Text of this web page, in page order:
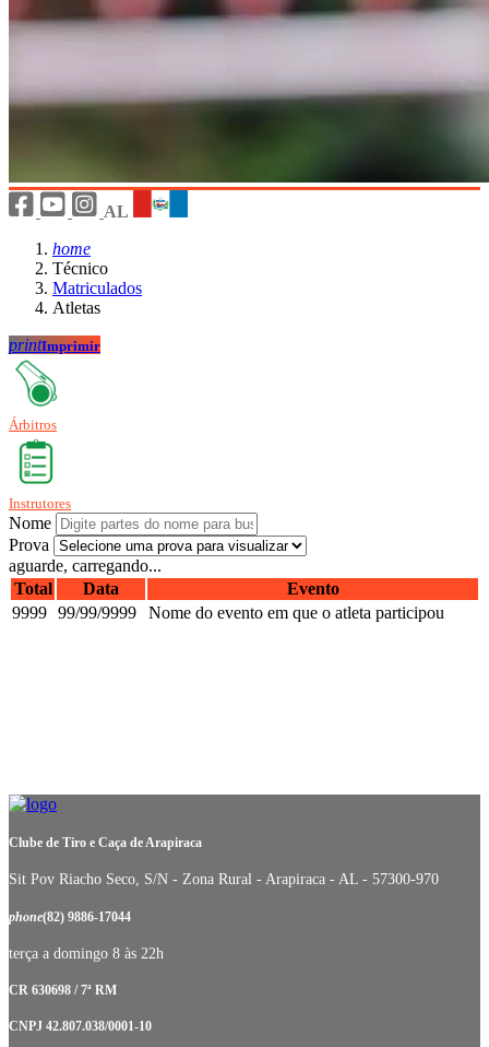
AL
home
Técnico
Matriculados
Atletas
printImprimir
Árbitros
Instrutores
Nome
Prova
aguarde, carregando...
Total
Data
Evento
9999 99/99/9999 Nome do evento em que o atleta participou
Clube de Tiro e Caça de Arapiraca
Sit Pov Riacho Seco, S/N - Zona Rural - Arapiraca - AL - 57300-970
phone(82) 9886-17044
terça a domingo 8 às 22h
CR 630698 / 7ª RM
CNPJ 42.807.038/0001-10